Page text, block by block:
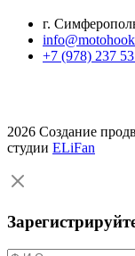
г.
+7 (978) 237
2026 Создание
студии ELiFan